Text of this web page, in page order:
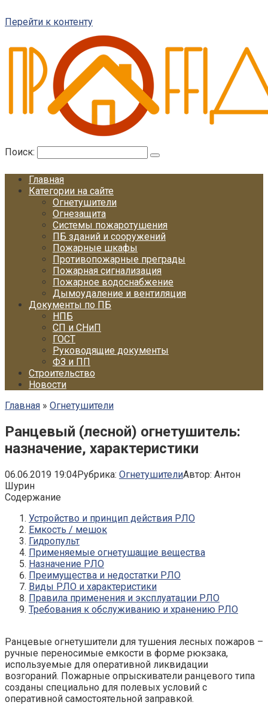
Перейти к контенту
Поиск:
Главная
Категории на сайте
Огнетушители
Огнезащита
Системы пожаротушения
ПБ зданий и сооружений
Пожарные шкафы
Противопожарные преграды
Пожарная сигнализация
Пожарное водоснабжение
Дымоудаление и вентиляция
Документы по ПБ
НПБ
СП и СНиП
ГОСТ
Руководящие документы
ФЗ и ПП
Строительство
Новости
Главная » Огнетушители
Ранцевый (лесной) огнетушитель:
назначение, характеристики
06.06.2019 19:04Рубрика: ОгнетушителиАвтор: Антон
Шурин
Содержание
Устройство и принцип действия РЛО
Емкость / мешок
Гидропульт
Применяемые огнетушащие вещества
Назначение РЛО
Преимущества и недостатки РЛО
Виды РЛО и характеристики
Правила применения и эксплуатации РЛО
Требования к обслуживанию и хранению РЛО
Ранцевые огнетушители для тушения лесных пожаров –
ручные переносимые емкости в форме рюкзака,
используемые для оперативной ликвидации
возгораний. Пожарные опрыскиватели ранцевого типа
созданы специально для полевых условий с
оперативной самостоятельной заправкой.